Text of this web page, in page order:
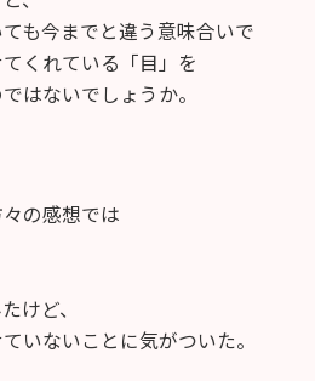
も今までと違う意味合いで
くれている「目」を
はないでしょうか。
の感想では
けど、
いないことに気がついた。